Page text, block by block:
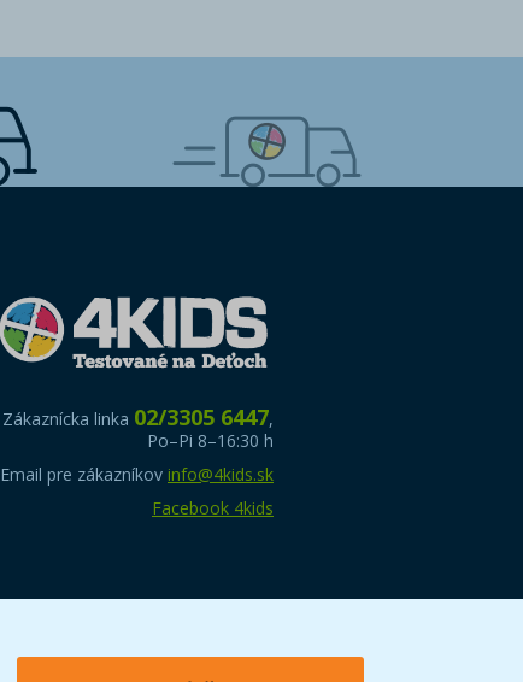
Zákaznícka linka 02/3305 6447,
Po–Pi 8–16:30 h
Email pre zákazníkov info@4kids.sk
Facebook 4kids